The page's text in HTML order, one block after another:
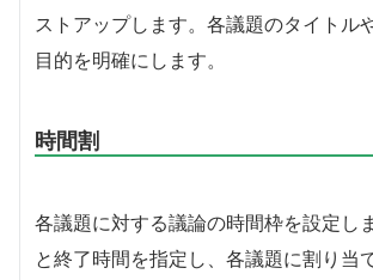
ストアップします。各議題のタイトル
目的を明確にします。
時間割
各議題に対する議論の時間枠を設定し
と終了時間を指定し、各議題に割り当